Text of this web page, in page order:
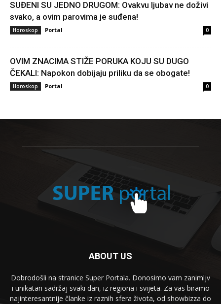
SUĐENI SU JEDNO DRUGOM: Ovakvu ljubav ne doživi
svako, a ovim parovima je suđena!
Horoskop Portal 0
OVIM ZNACIMA STIŽE PORUKA KOJU SU DUGO
ČEKALI: Napokon dobijaju priliku da se obogate!
Horoskop Portal 0
ABOUT US
Dobrodošli na stranice Super Portala. Donosimo vam zanimljv
i unikatan sadržaj svaki dan, iz regiona i svijeta. Za vas biramo
najinteresantnije članke iz raznih sfera života, od showbizza do